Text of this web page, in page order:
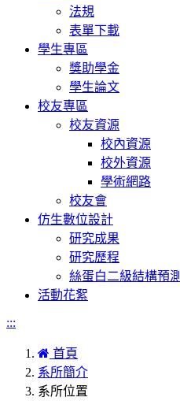
法規
表單下載
學生專區
獎助學金
學生論文
校友專區
校友資源
校內資源
校外資源
學術網路
校友會
仿生數位設計
研究成果
研究歷程
絲蛋白二級結構預測
活動花絮
:::
首頁
系所簡介
系所位置